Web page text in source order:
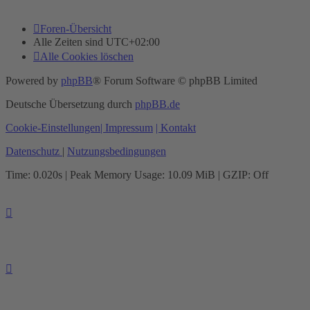
Foren-Übersicht
Alle Zeiten sind UTC+02:00
Alle Cookies löschen
Powered by phpBB® Forum Software © phpBB Limited
Deutsche Übersetzung durch phpBB.de
Cookie-Einstellungen| Impressum | Kontakt
Datenschutz | Nutzungsbedingungen
Time: 0.020s | Peak Memory Usage: 10.09 MiB | GZIP: Off